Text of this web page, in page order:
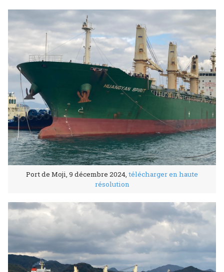
Port de Moji, 9 décembre 2024, télécharger en haute
résolution